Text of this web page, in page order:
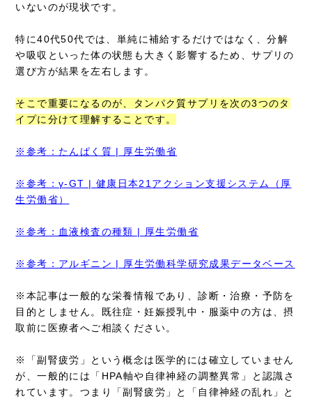
いないのが現状です。
特に40代50代では、単純に補給するだけではなく、分解
や吸収といった体の状態も大きく影響するため、サプリの
選び方が結果を左右します。
そこで重要になるのが、タンパク質サプリを次の3つのタ
イプに分けて理解することです。
※参考：たんぱく質 | 厚生労働省
※参考：γ-GT | 健康日本21アクション支援システム（厚
生労働省）
※参考：血液検査の種類 | 厚生労働省
※参考：アルギニン | 厚生労働科学研究成果データベース
※本記事は一般的な栄養情報であり、診断・治療・予防を
目的としません。既往症・妊娠授乳中・服薬中の方は、摂
取前に医療者へご相談ください。
※「副腎疲労」という概念は医学的には確立していません
が、一般的には「HPA軸や自律神経の調整異常」と認識さ
れています。つまり「副腎疲労」と「自律神経の乱れ」と